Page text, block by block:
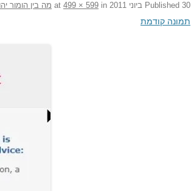
Published 30 ביוני 2011 499 × 599 in מה בין הומור
תמונה קודמת